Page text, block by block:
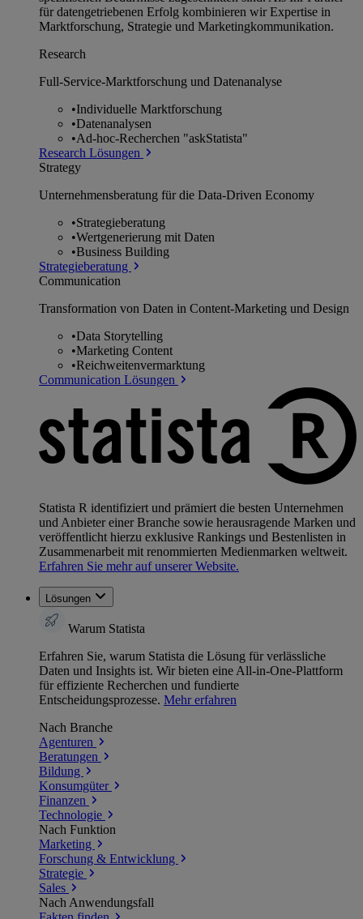
für datengetriebenen Erfolg kombinieren wir Expertise in
Marktforschung, Strategie und Marketingkommunikation.
Research
Full-Service-Marktforschung und Datenanalyse
•Individuelle Marktforschung
•Datenanalysen
•Ad-hoc-Recherchen "askStatista"
Research Lösungen
Strategy
Unternehmens­beratung für die Data-Driven Economy
•Strategieberatung
•Wertgenerierung mit Daten
•Business Building
Strategieberatung
Communication
Transformation von Daten in Content-Marketing und Design
•Data Storytelling
•Marketing Content
•Reichweitenvermarktung
Communication Lösungen
Statista R identifiziert und prämiert die besten Unternehmen
und Anbieter einer Branche sowie herausragende Marken und
veröffentlicht hierzu exklusive Rankings und Bestenlisten in
Zusammenarbeit mit renommierten Medienmarken weltweit.
Erfahren Sie mehr auf unserer Website.
Lösungen
Warum Statista
Erfahren Sie, warum Statista die Lösung für verlässliche
Daten und Insights ist. Wir bieten eine All-in-One-Plattform
für effiziente Recherchen und fundierte
Entscheidungsprozesse. Mehr erfahren
Nach Branche
Agenturen
Beratungen
Bildung
Konsumgüter
Finanzen
Technologie
Nach Funktion
Marketing
Forschung & Entwicklung
Strategie
Sales
Nach Anwendungsfall